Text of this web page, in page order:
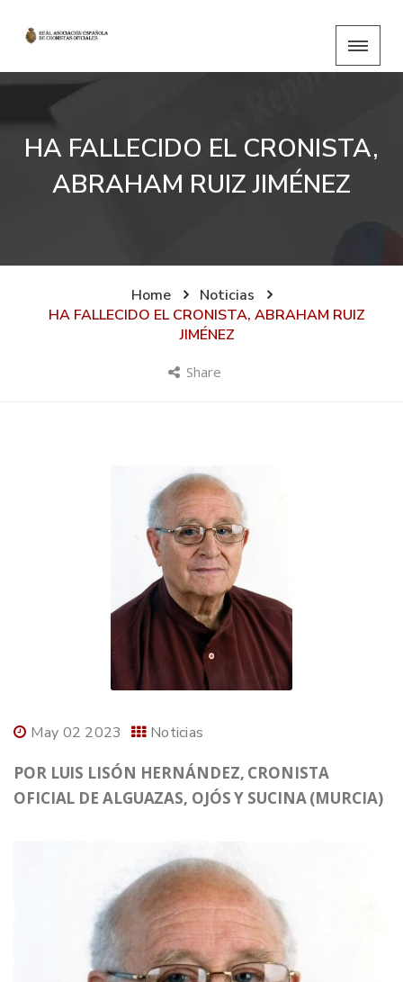
HA FALLECIDO EL CRONISTA,
ABRAHAM RUIZ JIMÉNEZ
Home
Noticias
HA FALLECIDO EL CRONISTA, ABRAHAM RUIZ
JIMÉNEZ
Share
May 02 2023 Noticias
POR LUIS LISÓN HERNÁNDEZ, CRONISTA
OFICIAL DE ALGUAZAS, OJÓS Y SUCINA (MURCIA)